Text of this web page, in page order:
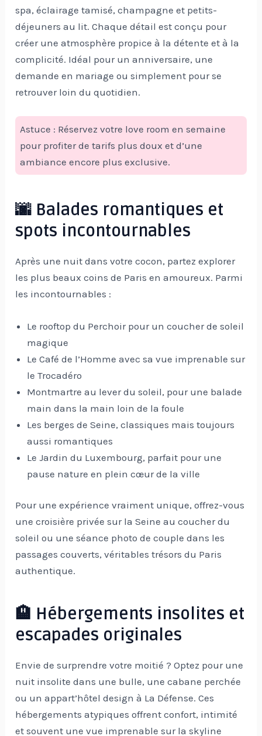
spa, éclairage tamisé, champagne et petits-
déjeuners au lit. Chaque détail est conçu pour
créer une atmosphère propice à la détente et à la
complicité. Idéal pour un anniversaire, une
demande en mariage ou simplement pour se
retrouver loin du quotidien.
Astuce : Réservez votre love room en semaine
pour profiter de tarifs plus doux et d’une
ambiance encore plus exclusive.
🌆 Balades romantiques et
spots incontournables
Après une nuit dans votre cocon, partez explorer
les plus beaux coins de Paris en amoureux. Parmi
les incontournables :
Le rooftop du Perchoir pour un coucher de soleil
magique
Le Café de l’Homme avec sa vue imprenable sur
le Trocadéro
Montmartre au lever du soleil, pour une balade
main dans la main loin de la foule
Les berges de Seine, classiques mais toujours
aussi romantiques
Le Jardin du Luxembourg, parfait pour une
pause nature en plein cœur de la ville
Pour une expérience vraiment unique, offrez-vous
une croisière privée sur la Seine au coucher du
soleil ou une séance photo de couple dans les
passages couverts, véritables trésors du Paris
authentique.
🏨 Hébergements insolites et
escapades originales
Envie de surprendre votre moitié ? Optez pour une
nuit insolite dans une bulle, une cabane perchée
ou un appart’hôtel design à La Défense. Ces
hébergements atypiques offrent confort, intimité
et souvent une vue imprenable sur la skyline